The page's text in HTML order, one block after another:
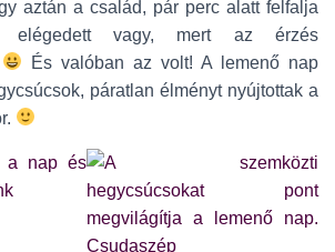
aztán a család, pár perc alatt felfalja
vagy, mert az érzés
És valóban az volt! A lemenő nap
páratlan élményt nyújtottak a